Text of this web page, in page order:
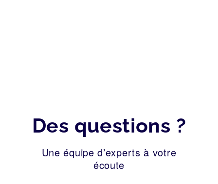
Des questions ?
Une équipe d’experts à votre
écoute